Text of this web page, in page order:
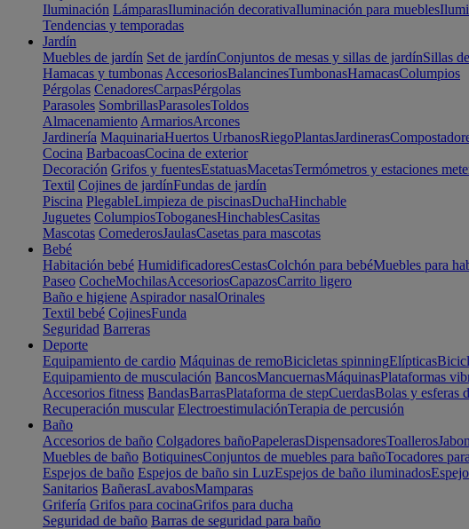
Iluminación LámparasIluminación decorativaIluminación para muebles
Tendencias y temporadas
Jardín
Muebles de jardín Set de jardínConjuntos de mesas y sillas de jardínSillas
Hamacas y tumbonas AccesoriosBalancinesTumbonasHamacasColumpios
Pérgolas CenadoresCarpasPérgolas
Parasoles SombrillasParasolesToldos
Almacenamiento ArmariosArcones
Jardinería MaquinariaHuertos UrbanosRiegoPlantasJardineras
Cocina BarbacoasCocina de exterior
Decoración Grifos y fuentesEstatuasMacetasTermómetros y estaciones
Textil Cojines de jardínFundas de jardín
Piscina PlegableLimpieza de piscinasDuchaHinchable
Juguetes ColumpiosToboganesHinchablesCasitas
Mascotas ComederosJaulasCasetas para mascotas
Bebé
Habitación bebé HumidificadoresCestasColchón para bebéMuebles para
Paseo CocheMochilasAccesoriosCapazosCarrito ligero
Baño e higiene Aspirador nasalOrinales
Textil bebé CojinesFunda
Seguridad Barreras
Deporte
Equipamiento de cardio Máquinas de remoBicicletas spinningElípticas
Equipamiento de musculación BancosMancuernasMáquinasPlataformas
Accesorios fitness BandasBarrasPlataforma de stepCuerdasBolas y esferas
Recuperación muscular ElectroestimulaciónTerapia de percusión
Baño
Accesorios de baño Colgadores bañoPapelerasDispensadoresToalleros
Muebles de baño BotiquinesConjuntos de muebles para bañoTocadores
Espejos de baño Espejos de baño sin LuzEspejos de baño iluminados
Sanitarios BañerasLavabosMamparas
Grifería Grifos para cocinaGrifos para ducha
Seguridad de baño Barras de seguridad para baño